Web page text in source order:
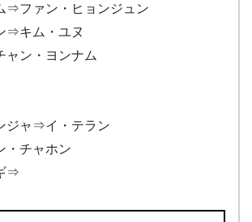
⇒ファン・ヒョンジュン
⇒キム・ユヌ
ン・ヨンナム
ジャ⇒イ・テラン
・チャホン
⇒